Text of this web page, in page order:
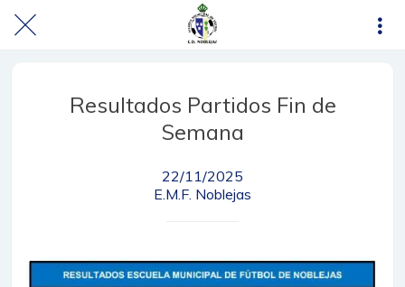
Resultados Partidos Fin de
Semana
22/11/2025
E.M.F. Noblejas